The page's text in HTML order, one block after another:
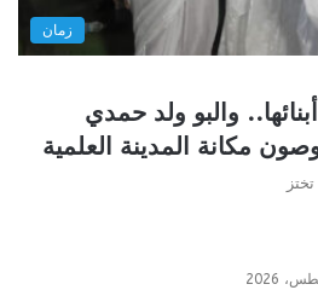
زمان
والبو ولد حمدي
مكانة المدينة العلمية